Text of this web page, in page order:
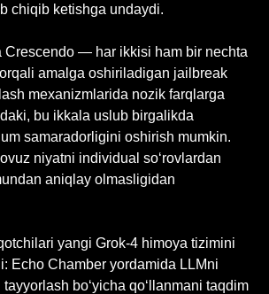
chiqib ketishga undaydi.
Crescendo — har ikkisi ham bir nechta
amalga oshiriladigan jailbreak
mexanizmlarida nozik farqlarga
bu ikkala uslub birgalikda
samaradorligini oshirish mumkin.
niyatni individual so‘rovlardan
aniqlay olmasligidan
yangi Grok-4 himoya tizimini
Echo Chamber yordamida LLMni
bo‘yicha qo‘llanmani taqdim